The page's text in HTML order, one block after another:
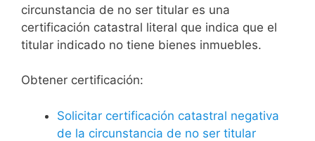
circunstancia de no ser titular es una
certificación catastral literal que indica que el
titular indicado no tiene bienes inmuebles.
Obtener certificación:
Solicitar certificación catastral negativa
de la circunstancia de no ser titular